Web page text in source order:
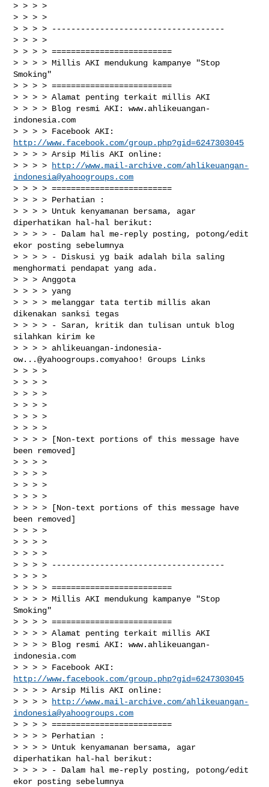
> > > >
> > > >
> > > > ------------------------------------
> > > >
> > > > =========================
> > > > Millis AKI mendukung kampanye "Stop
Smoking"
> > > > =========================
> > > > Alamat penting terkait millis AKI
> > > > Blog resmi AKI: www.ahlikeuangan-
indonesia.com
http://www.facebook.com/group.php?gid=6247303045
> > > > Arsip Milis AKI online:
> > > >
http://www.mail-archive.com/ahlikeuangan-
indonesia@yahoogroups.com
> > > > =========================
> > > > Perhatian :
> > > > Untuk kenyamanan bersama, agar
diperhatikan hal-hal berikut:
> > > > - Dalam hal me-reply posting, potong/edit
ekor posting sebelumnya
> > > > - Diskusi yg baik adalah bila saling
menghormati pendapat yang ada.
> > > Anggota
> > > > yang
> > > > melanggar tata tertib millis akan
dikenakan sanksi tegas
> > > > - Saran, kritik dan tulisan untuk blog
silahkan kirim ke
> > > > ahlikeuangan-indonesia-
ow...@yahoogroups.comyahoo! Groups Links
> > > >
> > > >
> > > >
> > > >
> > > >
> > > >
> > > > [Non-text portions of this message have
been removed]
> > > >
> > > >
> > > >
> > > >
> > > > [Non-text portions of this message have
been removed]
> > > >
> > > >
> > > >
> > > > ------------------------------------
> > > >
> > > > =========================
> > > > Millis AKI mendukung kampanye "Stop
Smoking"
> > > > =========================
> > > > Alamat penting terkait millis AKI
> > > > Blog resmi AKI: www.ahlikeuangan-
indonesia.com
http://www.facebook.com/group.php?gid=6247303045
> > > > Arsip Milis AKI online:
> > > >
http://www.mail-archive.com/ahlikeuangan-
indonesia@yahoogroups.com
> > > > =========================
> > > > Perhatian :
> > > > Untuk kenyamanan bersama, agar
diperhatikan hal-hal berikut:
> > > > - Dalam hal me-reply posting, potong/edit
ekor posting sebelumnya